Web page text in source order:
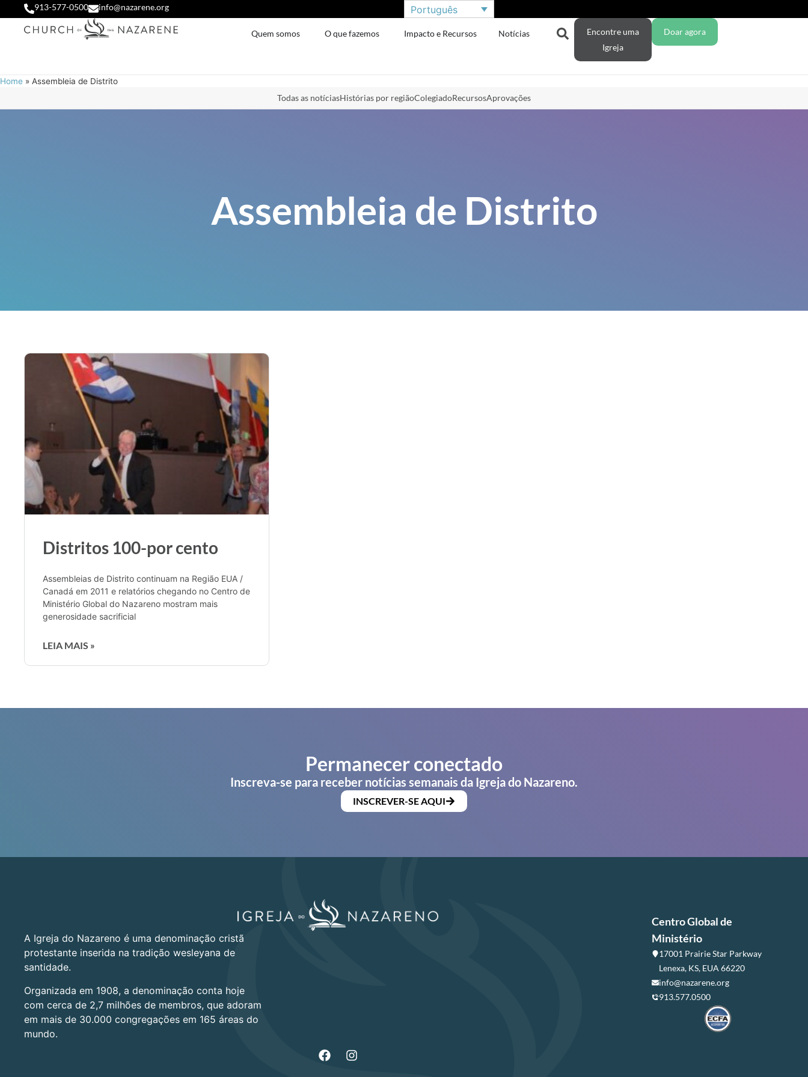
913-577-0500 info@nazarene.org Português
Quem somos O que fazemos Impacto e Recursos Notícias
Encontre uma
Igreja
Doar agora
Home » Assembleia de Distrito
Todas as notíciasHistórias por regiãoColegiadoRecursosAprovações
Assembleia de Distrito
Distritos 100-por cento
Assembleias de Distrito continuam na Região EUA /
Canadá em 2011 e relatórios chegando no Centro de
Ministério Global do Nazareno mostram mais
generosidade sacrificial
LEIA MAIS »
Permanecer conectado
Inscreva-se para receber notícias semanais da Igreja do Nazareno.
INSCREVER-SE AQUI
A Igreja do Nazareno é uma denominação cristã
protestante inserida na tradição wesleyana de
santidade.
Organizada em 1908, a denominação conta hoje
com cerca de 2,7 milhões de membros, que adoram
em mais de 30.000 congregações em 165 áreas do
mundo.
Centro Global de
Ministério
17001 Prairie Star Parkway
Lenexa, KS, EUA 66220
info@nazarene.org
913.577.0500